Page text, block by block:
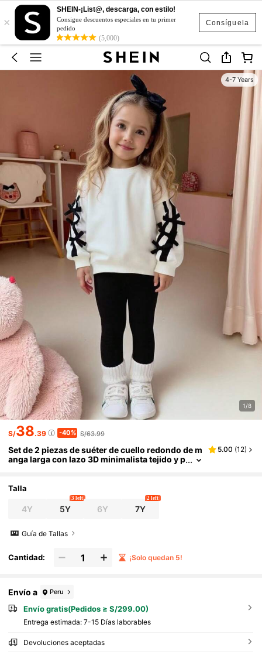
Consíguela
×
SHEIN-¡List@, descarga, con estilo!
Consigue descuentos especiales en tu primer
pedido
(5,000)
4-7 Years
1/8
S/38.39 -40% S/63.99
Set de 2 piezas de suéter de cuello redondo de m
anga larga con lazo 3D minimalista tejido y p
5.00 (12)
Talla
4Y 5Y
3 left
6Y 7Y
2 left
Guía de Tallas
Cantidad: ¡Solo quedan 5!
Envío a Peru
Envío gratis(Pedidos ≥ S/299.00)
Entrega estimada: 7-15 Días laborables
Devoluciones aceptadas